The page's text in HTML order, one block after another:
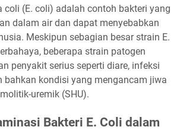
coli (E. coli) adalah contoh bakteri yang
dalam air dan dapat menyebabkan
Meskipun sebagian besar strain E.
beberapa strain patogen
penyakit serius seperti diare, infeksi
bahkan kondisi yang mengancam jiwa
uremik (SHU).
Bakteri E. Coli dalam